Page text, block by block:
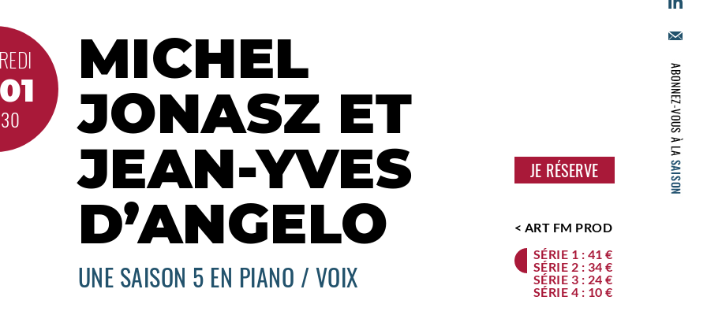
MICHEL
JONASZ ET
JEAN-YVES
D’ANGELO
UNE SAISON 5 EN PIANO / VOIX
JE RÉSERVE
< ART FM PROD
SÉRIE 1 : 41 €
SÉRIE 2 : 34 €
SÉRIE 3 : 24 €
SÉRIE 4 : 10 €